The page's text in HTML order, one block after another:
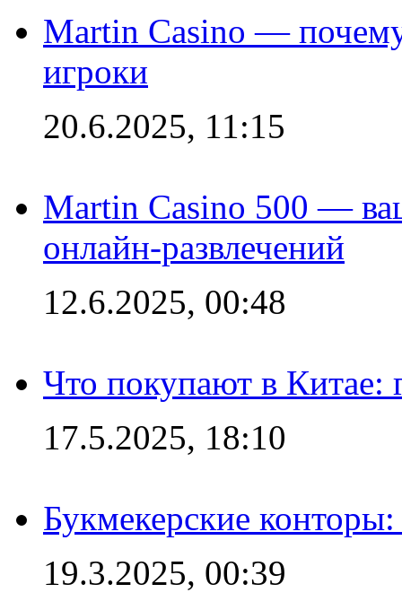
Martin Casino —
игроки
20.6.2025, 11:15
Martin Casino 500 —
онлайн-развлечений
12.6.2025, 00:48
Что покупают в Китае:
17.5.2025, 18:10
Букмекерские
19.3.2025, 00:39